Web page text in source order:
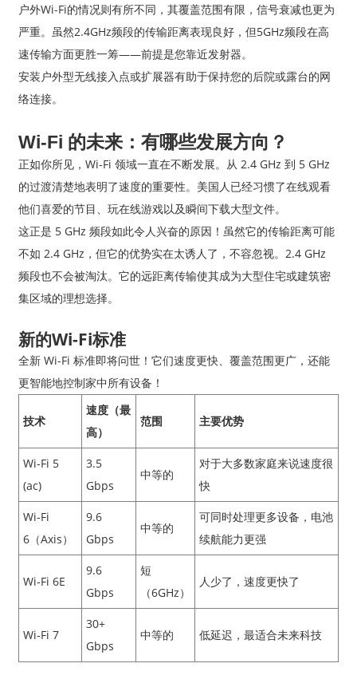
户外Wi-Fi的情况则有所不同，其覆盖范围有限，信号衰减也更为
严重。虽然2.4GHz频段的传输距离表现良好，但5GHz频段在高
速传输方面更胜一筹——前提是您靠近发射器。
安装户外型无线接入点或扩展器有助于保持您的后院或露台的网
络连接。
Wi-Fi 的未来：有哪些发展方向？
正如你所见，Wi-Fi 领域一直在不断发展。从 2.4 GHz 到 5 GHz
的过渡清楚地表明了速度的重要性。美国人已经习惯了在线观看
他们喜爱的节目、玩在线游戏以及瞬间下载大型文件。
这正是 5 GHz 频段如此令人兴奋的原因！虽然它的传输距离可能
不如 2.4 GHz，但它的优势实在太诱人了，不容忽视。2.4 GHz
频段也不会被淘汰。它的远距离传输使其成为大型住宅或建筑密
集区域的理想选择。
新的Wi-Fi标准
全新 Wi-Fi 标准即将问世！它们速度更快、覆盖范围更广，还能
更智能地控制家中所有设备！
技术
速度（最
高）
范围 主要优势
Wi-Fi 5
(ac)
3.5
Gbps
中等的
对于大多数家庭来说速度很
快
Wi-Fi
6（Axis）
9.6
Gbps
中等的
可同时处理更多设备，电池
续航能力更强
Wi-Fi 6E
9.6
Gbps
短
（6GHz）
人少了，速度更快了
Wi-Fi 7
30+
Gbps
中等的 低延迟，最适合未来科技